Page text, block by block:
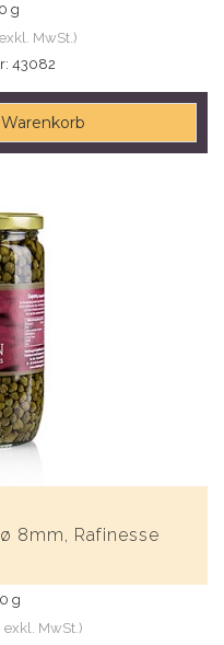
g
MwSt.)
43082
8mm, Rafinesse
g
MwSt.)